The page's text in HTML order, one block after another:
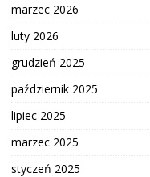
marzec 2026
luty 2026
grudzień 2025
październik 2025
lipiec 2025
marzec 2025
styczeń 2025